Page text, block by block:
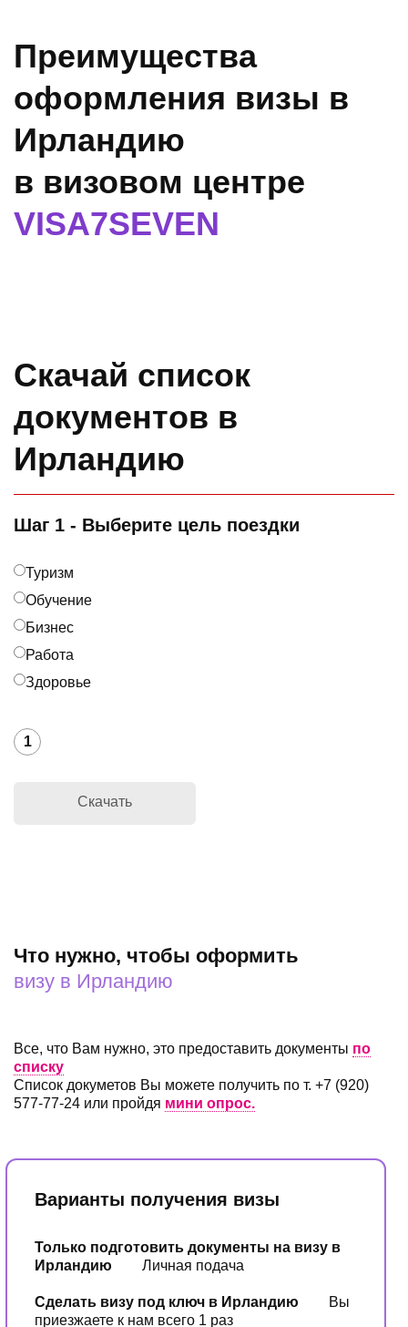
Преимущества
оформления визы в
Ирландию
в визовом центре
VISA7SEVEN
Скачай список
документов в
Ирландию
Шаг 1 - Выберите цель поездки
Туризм
Обучение
Бизнес
Работа
Здоровье
1
Скачать
Что нужно, чтобы оформить
визу в Ирландию
Все, что Вам нужно, это предоставить документы по
списку
Список докуметов Вы можете получить по т. +7 (920)
577-77-24 или пройдя мини опрос.
Варианты получения визы
Только подготовить документы на визу в
Ирландию
Личная подача
Сделать визу под ключ в Ирландию
Вы
приезжаете к нам всего 1 раз